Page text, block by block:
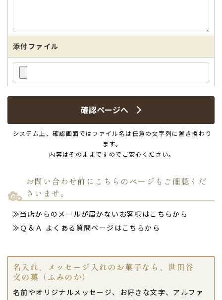
添付ファイル
確認ページへ
システム上、確認画面ではファイル名は任意の文字列に置き換わり
ます。
内容はそのままですのでご安心ください。
お問い合わせ前にこちらのページもご確認くだ
さいませ。
≫当店からのメールが届かないお客様はこちらから
≫Ｑ＆Ａ よくある質問ページはこちらから
名入れ、メッセージ入れのお菓子なら、世田谷
文の菓（ふみのか）
名前やオリジナルメッセージ、お好きな文字、アルファ